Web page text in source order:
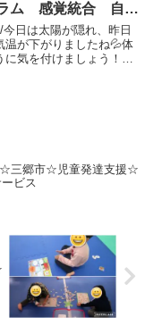
ム 感覚統合 自閉
埼玉県 三郷市
市 気になる子
日は太陽が隠れ、昨日
温が下がりましたね💦体
に気を付けましょう！🌟
☆三郷市☆児童発達支援☆
ビス